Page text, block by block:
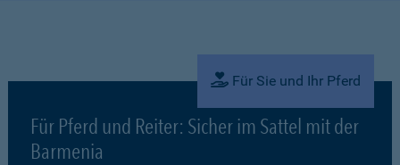
Für Sie und Ihr Pferd
Für Pferd und Reiter: Sicher im Sattel mit der
Barmenia